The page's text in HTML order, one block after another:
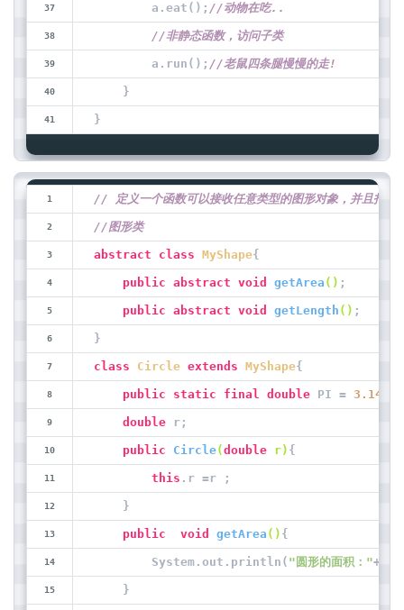
        a.eat();
//动物在吃..
//非静态函数，访问子类
        a.run();
//老鼠四条腿慢慢的走!
    }
}
// 定义一个函数可以接收任意类型的图形对象，并且打印
//图形类
abstract class MyShape{
public abstract void getArea () ;
public abstract void getLength () ;
}
class Circle extends MyShape{
public static final double PI = 3.14
double r;
public Circle(double r) {
this .r =r ;
    }
public void getArea () {
        System.out.println(
"圆形的面积："+
    }